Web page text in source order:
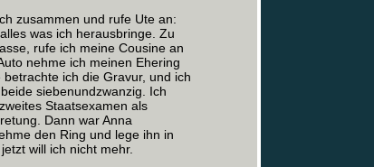
zusammen und rufe Ute an:
was ich herausbringe. Zu
rufe ich meine Cousine an
nehme ich meinen Ehering
ich die Gravur, und ich
siebenundzwanzig. Ich
Staatsexamen als
Dann war Anna
den Ring und lege ihn in
will ich nicht mehr.